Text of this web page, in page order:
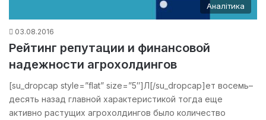
Аналітика
03.08.2016
Рейтинг репутации и финансовой
надежности агрохолдингов
[su_dropcap style=”flat” size=”5″]Л[/su_dropcap]ет восемь–
десять назад главной характеристикой тогда еще
активно растущих агрохолдингов было количество